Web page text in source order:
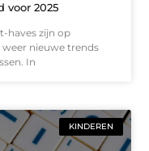
voor 2025
haves zijn op
weer nieuwe trends
In
KINDEREN